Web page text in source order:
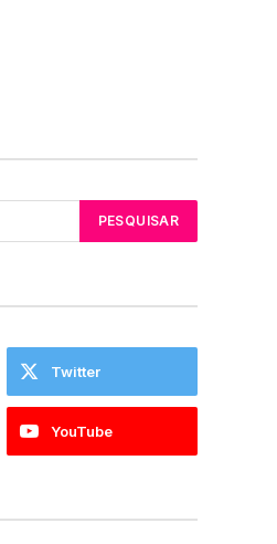
Twitter
YouTube